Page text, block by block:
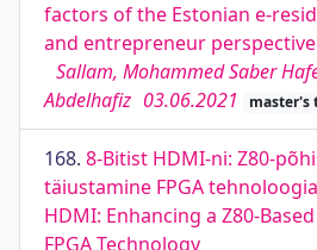
factors of the Estonian e-
and entrepreneur perspective
Sallam, Mohammed Saber
Abdelhafiz 03.06.2021 master's
168. 8-Bitist HDMI-ni: Z80-
täiustamine FPGA
HDMI: Enhancing a Z80-
FPGA Technology